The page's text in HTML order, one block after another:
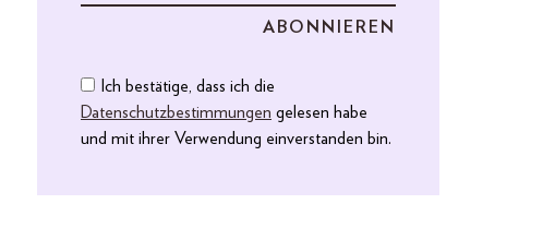
Ich bestätige, dass ich die
Datenschutzbestimmungen gelesen habe
und mit ihrer Verwendung einverstanden bin.